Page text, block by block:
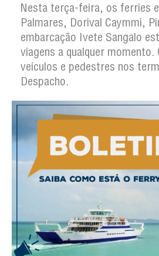
Nesta terça-feira, os ferries
Palmares, Dorival Caymmi,
embarcação Ivete Sangalo
viagens a qualquer
veículos e pedestres nos
Despacho.